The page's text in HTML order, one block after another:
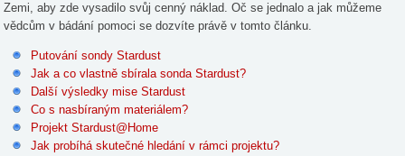
Zemi, aby zde vysadilo svůj cenný náklad. Oč se jednalo a jak můžeme
vědcům v bádání pomoci se dozvíte právě v tomto článku.
Putování sondy Stardust
Jak a co vlastně sbírala sonda Stardust?
Další výsledky mise Stardust
Co s nasbíraným materiálem?
Projekt Stardust@Home
Jak probíhá skutečné hledání v rámci projektu?